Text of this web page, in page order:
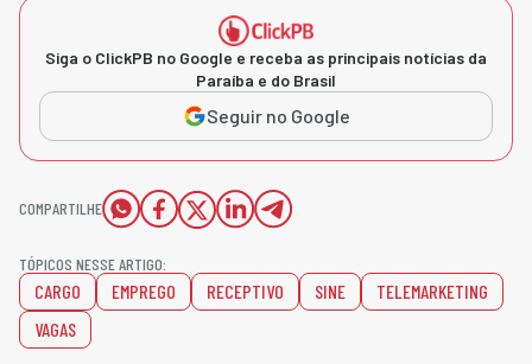
Siga o ClickPB no Google e receba as principais notícias da
Paraíba e do Brasil
Seguir no Google
COMPARTILHE
TÓPICOS NESSE ARTIGO:
CARGO EMPREGO RECEPTIVO SINE
TELEMARKETING
VAGAS